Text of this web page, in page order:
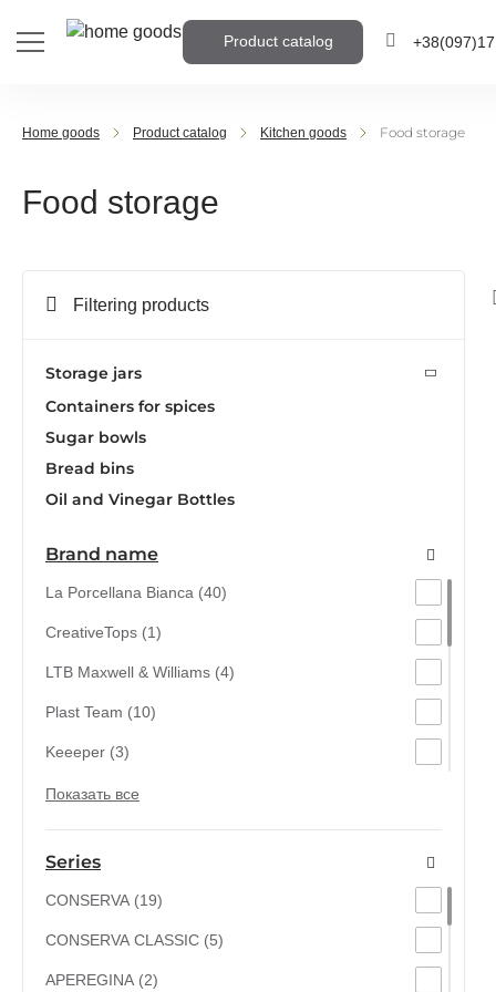
Product catalog +38(097)
Home goods Product catalog Kitchen goods Food storage
Food storage
Filtering products
Storage jars
Containers for spices
Sugar bowls
Bread bins
Oil and Vinegar Bottles
Brand name
La Porcellana Bianca (40)
CreativeTops (1)
LTB Maxwell & Williams (4)
Plast Team (10)
Keeeper (3)
MTM (6)
Practic (16)
Rotho (3)
Curver (2)
BergHOFF, Бельгія (14)
Показать все
Series
CONSERVA (19)
CONSERVA CLASSIC (5)
APEREGINA (2)